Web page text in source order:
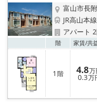
富山市長附
JR高山本
アパート
階 家賃/共
1 階 4.8万
0.3万